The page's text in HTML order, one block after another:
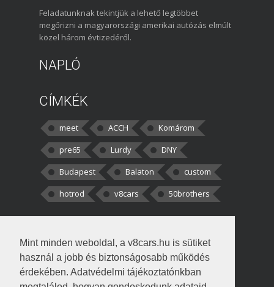
Mint minden weboldal, a v8cars.hu is sütiket
használ a jobb és biztonságosabb működés
érdekében. Adatvédelmi tájékoztatónkban
Feladatunknak tekintjük a lehető legtöbbet
megőrizni a magyarországi amerikai autózás elmúlt
közel három évtizedéről.
NAPLÓ
CÍMKÉK
meet ACCH
Komárom
pre65
Lurdy
DNY
Budapest
Balaton
custom
hotrod
v8cars 50brothers
kortisz:Elszúrtam! Én csak két
darabbaal számoltam. Nem tudtam, hogy fél autót,